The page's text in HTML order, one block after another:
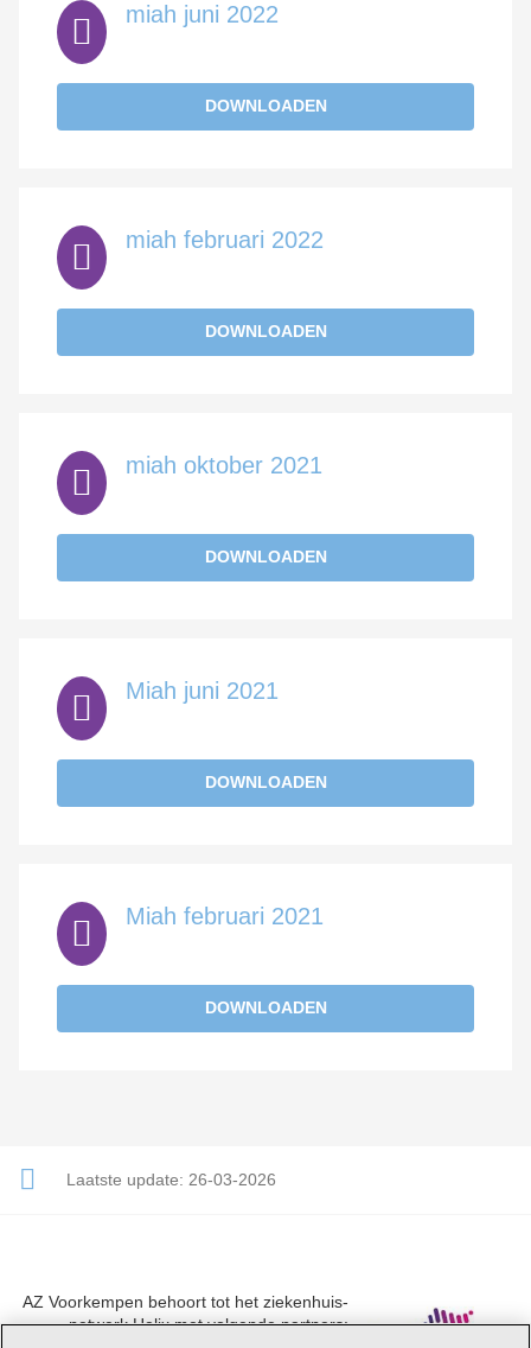
miah juni 2022
DOWNLOADEN
miah februari 2022
DOWNLOADEN
miah oktober 2021
DOWNLOADEN
Miah juni 2021
DOWNLOADEN
Miah februari 2021
DOWNLOADEN
Laatste update: 26-03-2026
AZ Voorkempen behoort tot het ziekenhuis-
netwerk Helix met volgende partners: